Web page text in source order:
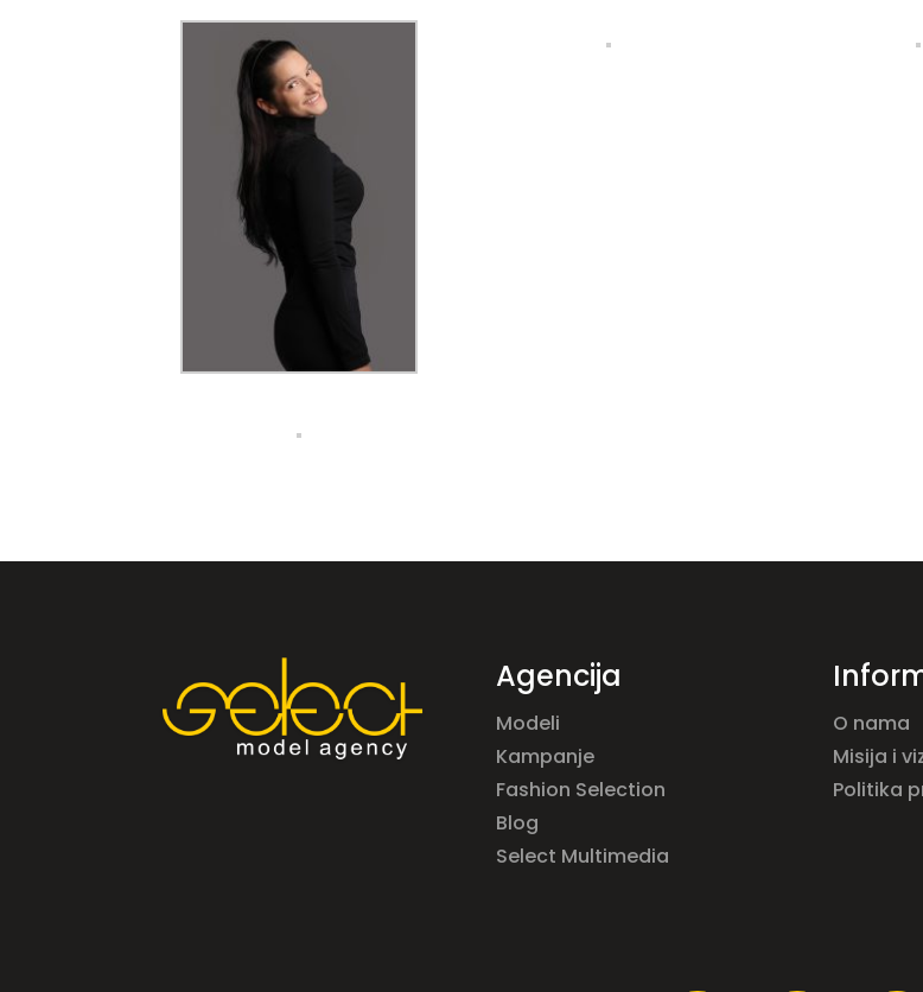
Agencija
Modeli
Kampanje
Fashion Selection
Blog
Select Multimedia
O nama
Misija i
Politika